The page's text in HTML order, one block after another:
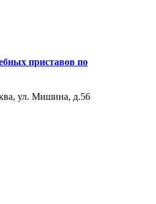
приставов по
ул. Мишина, д.56